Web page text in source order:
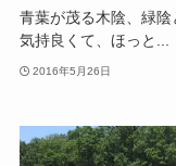
青葉が茂る木陰、緑
気持良くて、ほっと...
2016年5月26日